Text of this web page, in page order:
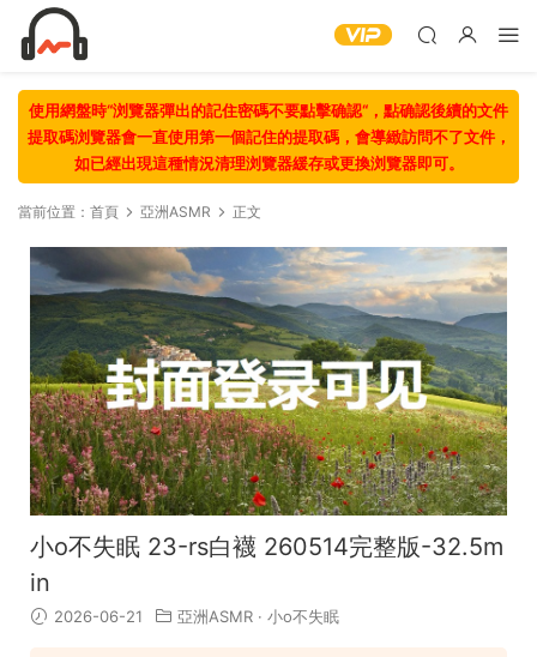
使用網盤時“浏覽器彈出的記住密碼不要點擊确認“，點确認後續的文件
提取碼浏覽器會一直使用第一個記住的提取碼，會導緻訪問不了文件，
如已經出現這種情況清理浏覽器緩存或更換浏覽器即可。
當前位置： 首頁 亞洲ASMR 正文
小o不失眠 23-rs白襪 260514完整版-32.5m
in
2026-06-21 亞洲ASMR · 小o不失眠